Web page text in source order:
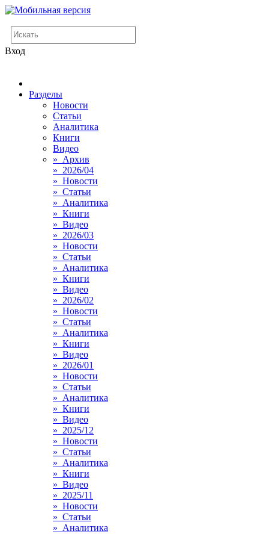
Вход
Разделы
Новости
Статьи
Аналитика
Книги
Видео
» Архив
» 2026/04
» Новости
» Статьи
» Аналитика
» Книги
» Видео
» 2026/03
» Новости
» Статьи
» Аналитика
» Книги
» Видео
» 2026/02
» Новости
» Статьи
» Аналитика
» Книги
» Видео
» 2026/01
» Новости
» Статьи
» Аналитика
» Книги
» Видео
» 2025/12
» Новости
» Статьи
» Аналитика
» Книги
» Видео
» 2025/11
» Новости
» Статьи
» Аналитика